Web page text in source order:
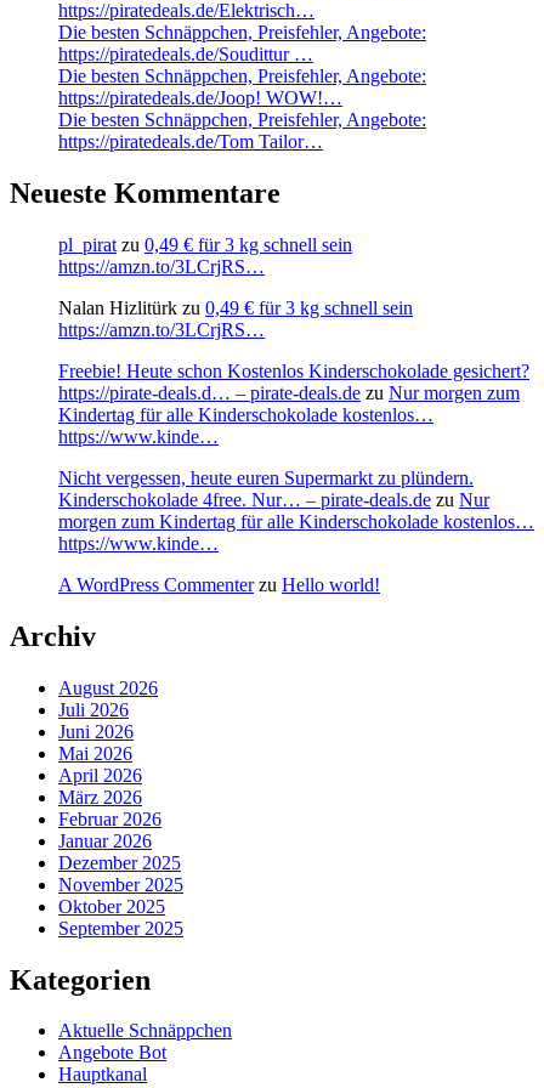
https://piratedeals.de/Elektrisch…
Die besten Schnäppchen, Preisfehler, Angebote:
https://piratedeals.de/Soudittur …
Die besten Schnäppchen, Preisfehler, Angebote:
https://piratedeals.de/Joop! WOW!…
Die besten Schnäppchen, Preisfehler, Angebote:
https://piratedeals.de/Tom Tailor…
Neueste Kommentare
pl_pirat zu 0,49 € für 3 kg schnell sein
https://amzn.to/3LCrjRS…
Nalan Hizlitürk zu 0,49 € für 3 kg schnell sein
https://amzn.to/3LCrjRS…
Freebie! Heute schon Kostenlos Kinderschokolade gesichert?
https://pirate-deals.d… – pirate-deals.de zu Nur morgen zum
Kindertag für alle Kinderschokolade kostenlos…
https://www.kinde…
Nicht vergessen, heute euren Supermarkt zu plündern.
Kinderschokolade 4free. Nur… – pirate-deals.de zu Nur
morgen zum Kindertag für alle Kinderschokolade kostenlos…
https://www.kinde…
A WordPress Commenterzu Hello world!
Archiv
August 2026
Juli 2026
Juni 2026
Mai 2026
April 2026
März 2026
Februar 2026
Januar 2026
Dezember 2025
November 2025
Oktober 2025
September 2025
Kategorien
Aktuelle Schnäppchen
Angebote Bot
Hauptkanal